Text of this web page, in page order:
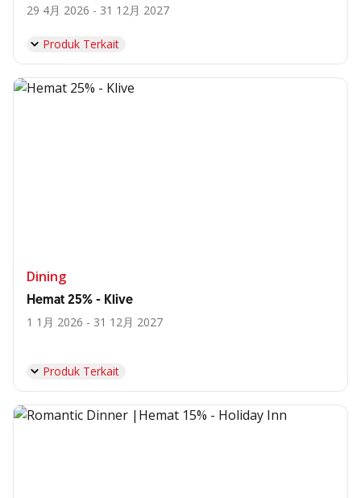
29 4月 2026 - 31 12月 2027
Produk Terkait
Dining
Hemat 25% - Klive
1 1月 2026 - 31 12月 2027
Produk Terkait